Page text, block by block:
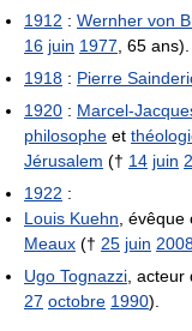
1912 : Wernher von
16 juin 1977 , 65 ans).
1918 : Pierre
1920 : Marcel-
philosophe et
Jérusalem († 14 juin
1922 :
Louis Kuehn ,
Meaux († 25 juin
Ugo Tognazzi ,
27 octobre 1990).